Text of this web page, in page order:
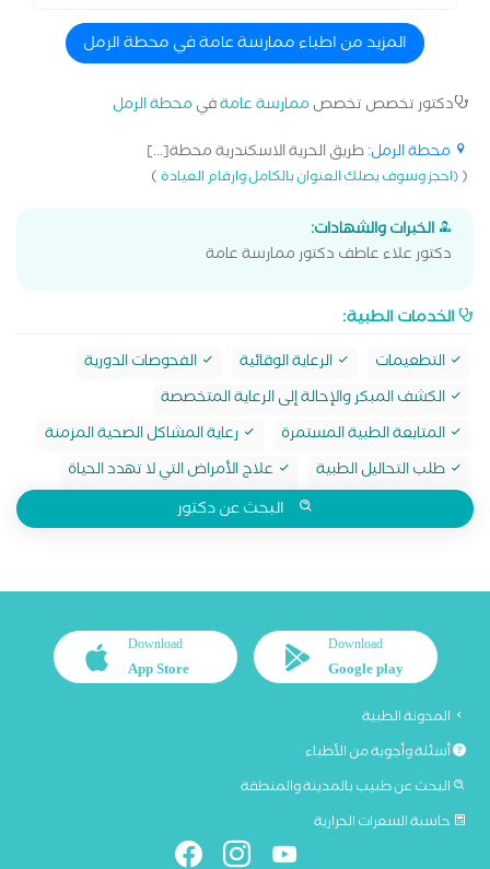
المزيد من اطباء ممارسة عامة في محطة الرمل
دكتور تخصص تخصص ممارسة عامةفي محطة الرمل
محطة الرمل: طريق الحرية الاسكندرية محطة[...]
((احجز وسوف يصلك العنوان بالكامل وارقام العيادة)
الخبرات والشهادات:
دكتور علاء عاطف دكتور ممارسة عامة
الخدمات الطبية:
التطعيمات الرعاية الوقائية
الفحوصات الدورية
الكشف المبكر والإحالة إلى الرعاية المتخصصة
المتابعة الطبية المستمرة
رعاية المشاكل الصحية المزمنة
طلب التحاليل الطبية
علاج الأمراض التي لا تهدد الحياة
البحث عن دكتور
Download
Google play
Download
App Store
المدونة الطبية
أسئلة وأجوبة من الأطباء
البحث عن طبيب بالمدينة والمنطقة
حاسبة السعرات الحرارية